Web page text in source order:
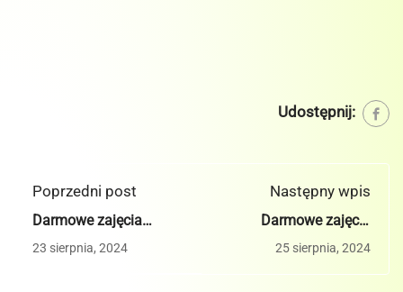
Udostępnij:
Poprzedni post
Darmowe zajęcia
pokazowe 4English -
23 sierpnia, 2024
Następny wpis
Darmowe zajęcia
pokazowe 4English -
25 sierpnia, 2024